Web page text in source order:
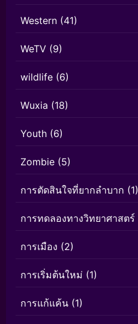
Western (41)
WeTV (9)
wildlife (6)
Wuxia (18)
Youth (6)
Zombie (5)
การตัดสินใจที่ยากลำบาก (1)
การทดลองทางวิทยาศาสตร์
การเมือง (2)
การเริ่มต้นใหม่ (1)
การแก้แค้น (1)